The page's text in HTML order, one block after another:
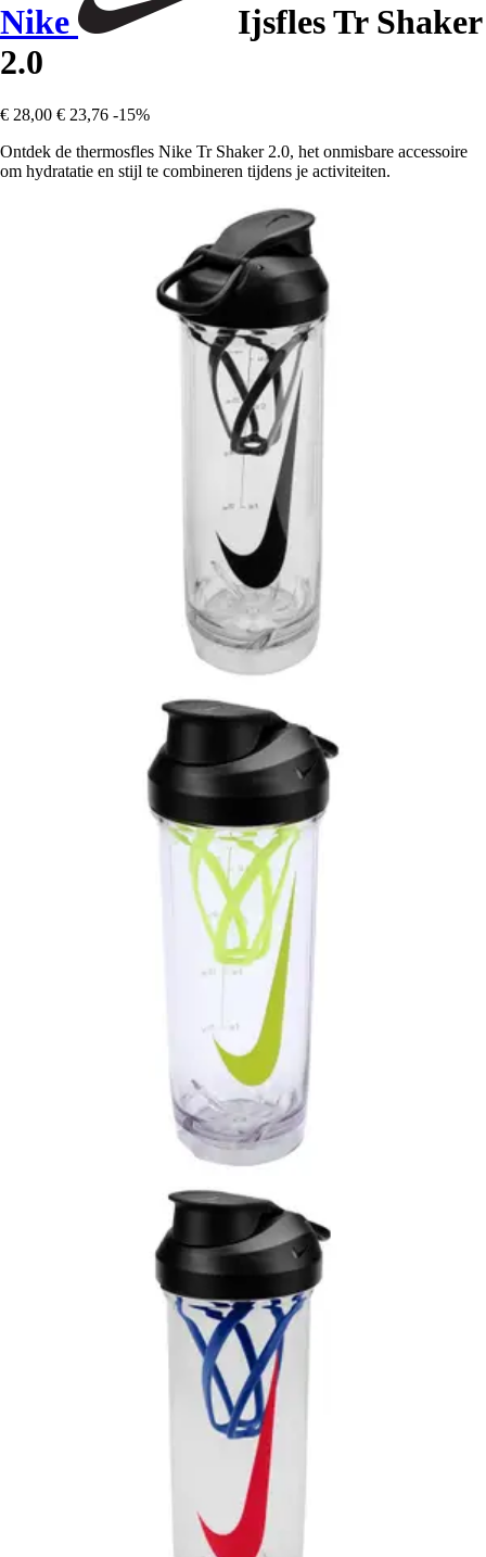
Nike
Ijsfles Tr Shaker
2.0
€ 28,00 € 23,76 -15%
Ontdek de thermosfles Nike Tr Shaker 2.0, het onmisbare accessoire
om hydratatie en stijl te combineren tijdens je activiteiten.